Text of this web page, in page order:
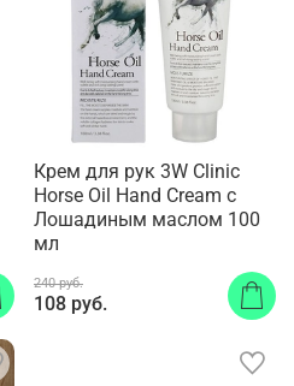
Крем для рук 3W Clinic
Horse Oil Hand Cream с
Лошадиным маслом 100
мл
240 руб.
108 руб.